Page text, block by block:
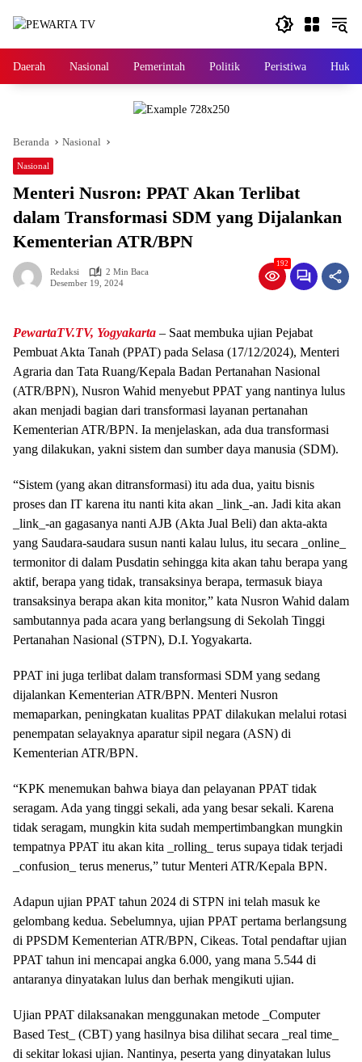
Daerah Nasional Pemerintah Politik Peristiwa
Beranda Nasional
Nasional
Menteri Nusron: PPAT Akan Terlibat
dalam Transformasi SDM yang Dijalankan
Kementerian ATR/BPN
Redaksi
2 Min Baca
Desember 19, 2024
192
PewartaTV.TV, Yogyakarta – Saat membuka ujian Pejabat
Pembuat Akta Tanah (PPAT) pada Selasa (17/12/2024), Menteri
Agraria dan Tata Ruang/Kepala Badan Pertanahan Nasional
(ATR/BPN), Nusron Wahid menyebut PPAT yang nantinya lulus
akan menjadi bagian dari transformasi layanan pertanahan
Kementerian ATR/BPN. Ia menjelaskan, ada dua transformasi
yang dilakukan, yakni sistem dan sumber daya manusia (SDM).
“Sistem (yang akan ditransformasi) itu ada dua, yaitu bisnis
proses dan IT karena itu nanti kita akan _link_-an. Jadi kita akan
_link_-an gagasanya nanti AJB (Akta Jual Beli) dan akta-akta
yang Saudara-saudara susun nanti kalau lulus, itu secara _online_
termonitor di dalam Pusdatin sehingga kita akan tahu berapa yang
aktif, berapa yang tidak, transaksinya berapa, termasuk biaya
transaksinya berapa akan kita monitor,” kata Nusron Wahid dalam
sambutannya pada acara yang berlangsung di Sekolah Tinggi
Pertanahan Nasional (STPN), D.I. Yogyakarta.
PPAT ini juga terlibat dalam transformasi SDM yang sedang
dijalankan Kementerian ATR/BPN. Menteri Nusron
memaparkan, peningkatan kualitas PPAT dilakukan melalui rotasi
penempatan selayaknya aparatur sipil negara (ASN) di
Kementerian ATR/BPN.
“KPK menemukan bahwa biaya dan pelayanan PPAT tidak
seragam. Ada yang tinggi sekali, ada yang besar sekali. Karena
tidak seragam, mungkin kita sudah mempertimbangkan mungkin
tempatnya PPAT itu akan kita _rolling_ terus supaya tidak terjadi
_confusion_ terus menerus,” tutur Menteri ATR/Kepala BPN.
Adapun ujian PPAT tahun 2024 di STPN ini telah masuk ke
gelombang kedua. Sebelumnya, ujian PPAT pertama berlangsung
di PPSDM Kementerian ATR/BPN, Cikeas. Total pendaftar ujian
PPAT tahun ini mencapai angka 6.000, yang mana 5.544 di
antaranya dinyatakan lulus dan berhak mengikuti ujian.
Ujian PPAT dilaksanakan menggunakan metode _Computer
Based Test_ (CBT) yang hasilnya bisa dilihat secara _real time_
di sekitar lokasi ujian. Nantinya, peserta yang dinyatakan lulus